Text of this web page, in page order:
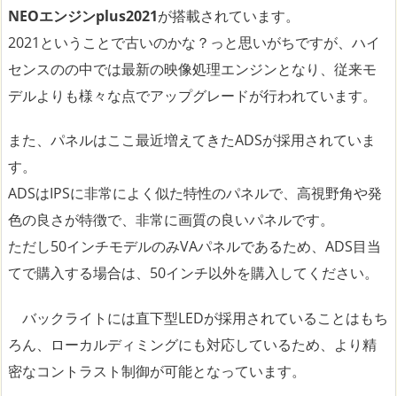
NEOエンジンplus2021が搭載されています。
2021ということで古いのかな？っと思いがちですが、ハイ
センスのの中では最新の映像処理エンジンとなり、従来モ
デルよりも様々な点でアップグレードが行われています。
また、パネルはここ最近増えてきたADSが採用されていま
す。
ADSはIPSに非常によく似た特性のパネルで、高視野角や発
色の良さが特徴で、非常に画質の良いパネルです。
ただし50インチモデルのみVAパネルであるため、ADS目当
てで購入する場合は、50インチ以外を購入してください。
バックライトには直下型LEDが採用されていることはもち
ろん、ローカルディミングにも対応しているため、より精
密なコントラスト制御が可能となっています。